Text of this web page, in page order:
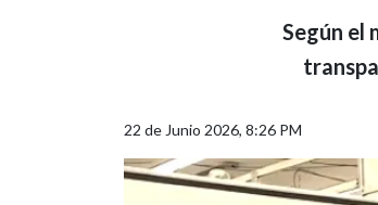
Según el
22 de Junio 2026, 8:26 PM